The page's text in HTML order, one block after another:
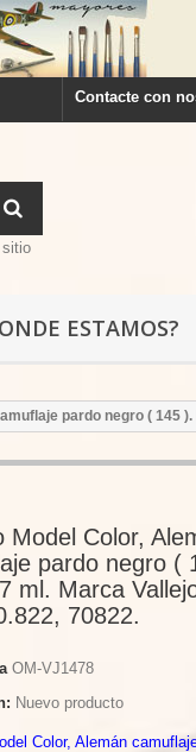
Contacte con
sitio
ESTAMOS?
pardo negro ( 145
Model Color,
pardo negro (
ml. Marca
70822.
OM-VJ1478
Nuevo producto
Color, Alemán